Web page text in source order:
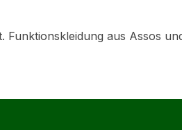
aus Assos